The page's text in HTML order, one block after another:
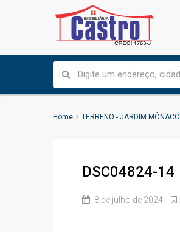
Home TERRENO - JARDIM MÔNACO
DSC04824-14
8 de julho de 2024